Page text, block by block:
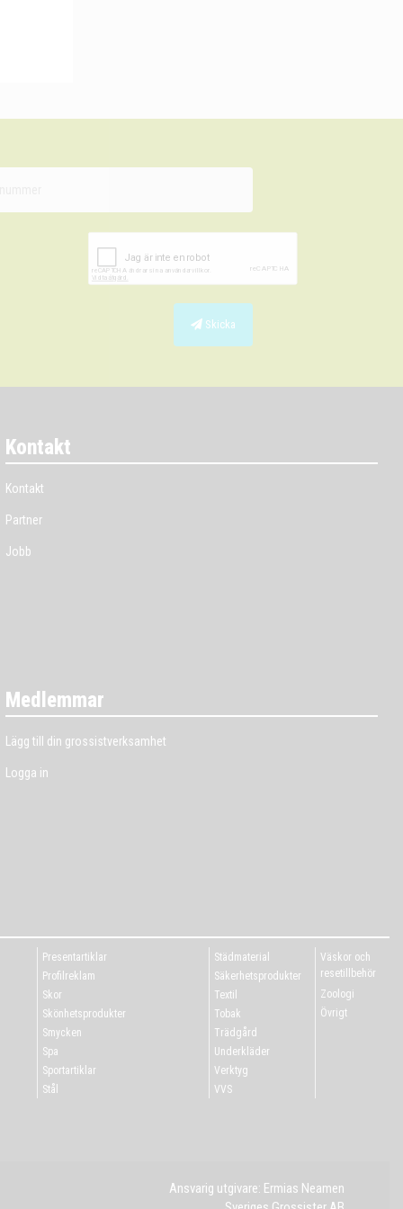
Skicka
Kontakt
Kontakt
Partner
Jobb
Medlemmar
Lägg till din grossistverksamhet
Logga in
Presentartiklar
Profilreklam
Skor
Skönhetsprodukter
Smycken
Spa
Sportartiklar
Stål
Städmaterial
Säkerhetsprodukter
Textil
Tobak
Trädgård
Underkläder
Verktyg
VVS
Väskor och
resetillbehör
Zoologi
Övrigt
Ansvarig utgivare: Ermias Neamen